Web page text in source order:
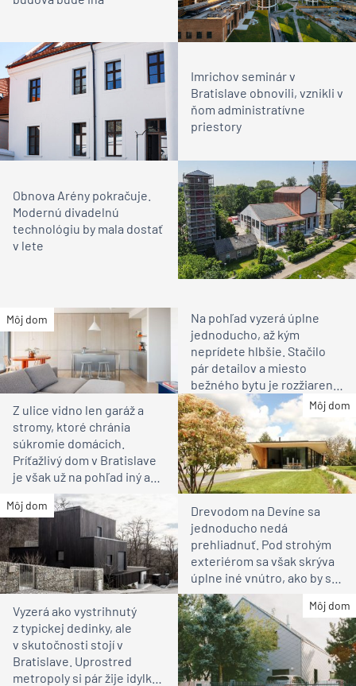
Imrichov seminár v
Bratislave obnovili, vznikli v
ňom administratívne
priestory
Obnova Arény pokračuje.
Modernú divadelnú
technológiu by mala dostať
v lete
Môj dom
Na pohľad vyzerá úplne
jednoducho, až kým
neprídete hlbšie. Stačilo
pár detailov a miesto
bežného bytu je rozžiarené
bývanie pre rodinu
Môj dom
Z ulice vidno len garáž a
stromy, ktoré chránia
súkromie domácich.
Príťažlivý dom v Bratislave
je však už na pohľad iný ako
susedia
Môj dom
Drevodom na Devíne sa
jednoducho nedá
prehliadnuť. Pod strohým
exteriérom sa však skrýva
úplne iné vnútro, ako by ste
čakali
Môj dom
Vyzerá ako vystrihnutý
z typickej dedinky, ale
v skutočnosti stojí v
Bratislave. Uprostred
metropoly si pár žije idylku